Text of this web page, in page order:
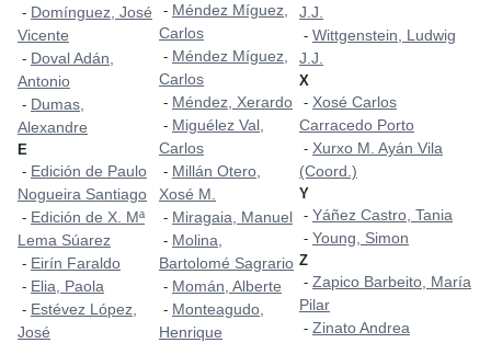
- Domínguez, José
Vicente
- Doval Adán,
Antonio
- Dumas,
Alexandre
E
- Edición de Paulo
Nogueira Santiago
- Edición de X. Mª
Lema Súarez
- Eirín Faraldo
- Elia, Paola
- Estévez López,
José
- Méndez Míguez,
Carlos
- Méndez Míguez,
Carlos
- Méndez, Xerardo
- Miguélez Val,
Carlos
- Millán Otero,
Xosé M.
- Miragaia, Manuel
- Molina,
Bartolomé Sagrario
- Momán, Alberte
- Monteagudo,
Henrique
J.J.
- Wittgenstein, Ludwig
J.J.
X
- Xosé Carlos
Carracedo Porto
- Xurxo M. Ayán Vila
(Coord.)
Y
- Yáñez Castro, Tania
- Young, Simon
Z
- Zapico Barbeito, María
Pilar
- Zinato Andrea